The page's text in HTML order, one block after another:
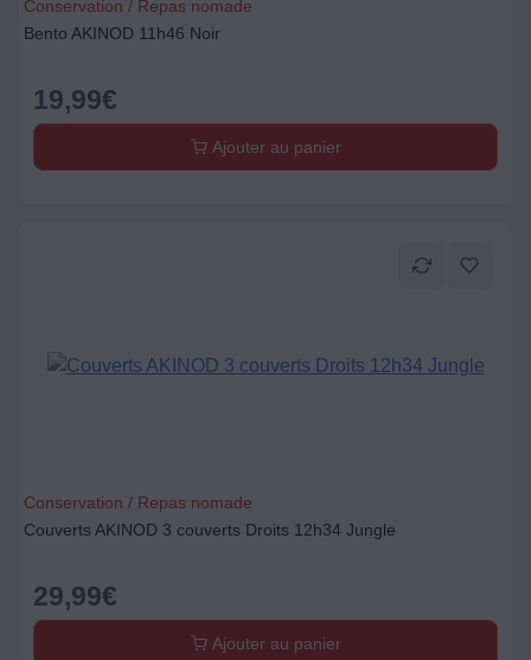
Conservation / Repas nomade
Bento AKINOD 11h46 Noir
19,99€
Ajouter au panier
Conservation / Repas nomade
Couverts AKINOD 3 couverts Droits 12h34 Jungle
29,99€
Ajouter au panier